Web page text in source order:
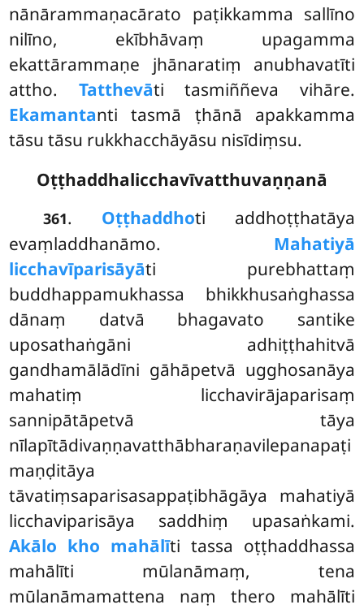
nānārammaṇacārato paṭikkamma sallīno
nilīno, ekībhāvaṃ upagamma
ekattārammaṇe jhānaratiṃ anubhavatīti
attho. Tatthevāti tasmiññeva vihāre.
Ekamantantitasmā ṭhānā apakkamma
tāsu tāsu rukkhacchāyāsu nisīdiṃsu.
Oṭṭhaddhalicchavīvatthuvaṇṇanā
361. Oṭṭhaddhoti addhoṭṭhatāya
evaṃladdhanāmo. Mahatiyā
licchavīparisāyāti purebhattaṃ
buddhappamukhassa bhikkhusaṅghassa
dānaṃ datvā bhagavato santike
uposathaṅgāni adhiṭṭhahitvā
gandhamālādīni gāhāpetvā ugghosanāya
mahatiṃ licchavirājaparisaṃ
sannipātāpetvā tāya
nīlapītādivaṇṇavatthābharaṇavilepanapaṭi
maṇḍitāya
tāvatiṃsaparisasappaṭibhāgāya mahatiyā
licchaviparisāya saddhiṃ upasaṅkami.
Akālo kho mahālīti tassa oṭṭhaddhassa
mahālīti mūlanāmaṃ, tena
mūlanāmamattena naṃ thero mahālīti